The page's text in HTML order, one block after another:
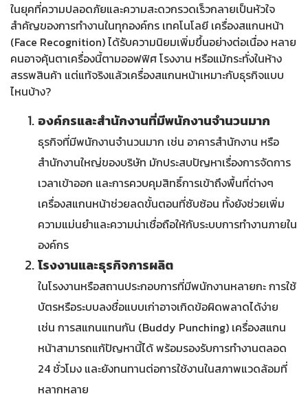
ในยุคที่ความปลอดภัยและความสะดวกรวดเร็วกลายเป็นหัวใจ
สำคัญของการทำงานในทุกองค์กร เทคโนโลยี เครื่องสแกนหน้า
(Face Recognition) ได้รับความนิยมเพิ่มขึ้นอย่างต่อเนื่อง หลาย
คนอาจคุ้นตาเครื่องนี้ตามออฟฟิศ โรงงาน หรือแม้กระทั่งในห้าง
สรรพสินค้า แต่แท้จริงแล้วเครื่องสแกนหน้าเหมาะกับธุรกิจแบบ
ไหนบ้าง?
องค์กรและสำนักงานที่มีพนักงานจำนวนมาก
ธุรกิจที่มีพนักงานจำนวนมาก เช่น อาคารสำนักงาน หรือ
สำนักงานใหญ่ของบริษัท มักประสบปัญหาเรื่องการจัดการ
เวลาเข้าออก และการควบคุมสิทธิ์การเข้าถึงพื้นที่ต่างๆ
เครื่องสแกนหน้าช่วยลดขั้นตอนที่ซับซ้อน ทั้งยังช่วยเพิ่ม
ความแม่นยำและความน่าเชื่อถือให้กับระบบการทำงานภายใน
องค์กร
โรงงานและธุรกิจการผลิต
ในโรงงานหรือสถานประกอบการที่มีพนักงานหลายกะ การใช้
บัตรหรือระบบลงชื่อแบบเก่าอาจเกิดข้อผิดพลาดได้ง่าย
เช่น การสแกนแทนกัน (Buddy Punching) เครื่องสแกน
หน้าสามารถแก้ปัญหานี้ได้ พร้อมรองรับการทำงานตลอด
24 ชั่วโมง และยังทนทานต่อการใช้งานในสภาพแวดล้อมที่
หลากหลาย